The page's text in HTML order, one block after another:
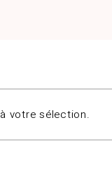
votre sélection.